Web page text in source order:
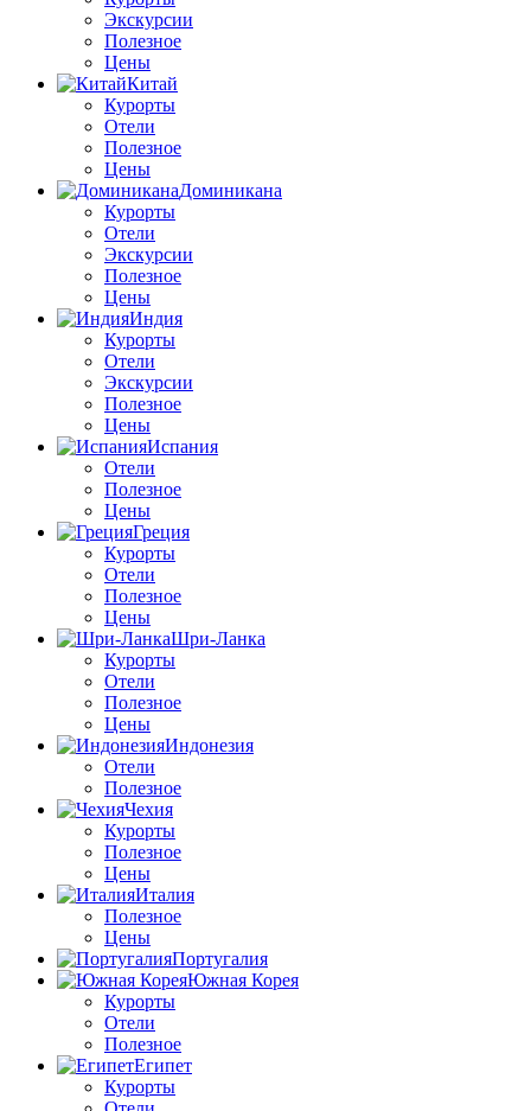
Экскурсии
Полезное
Цены
Китай
Курорты
Отели
Полезное
Цены
Доминикана
Курорты
Отели
Экскурсии
Полезное
Цены
Индия
Курорты
Отели
Экскурсии
Полезное
Цены
Испания
Отели
Полезное
Цены
Греция
Курорты
Отели
Полезное
Цены
Шри-Ланка
Курорты
Отели
Полезное
Цены
Индонезия
Отели
Полезное
Чехия
Курорты
Полезное
Цены
Италия
Полезное
Цены
Португалия
Южная Корея
Курорты
Отели
Полезное
Египет
Курорты